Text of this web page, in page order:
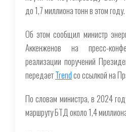
до 1,7 миллиона тонн в этом году.
Об этом сообщил министр
Аккенженов на пресс-
реализации поручений
передаетTrendсо ссылкой на
По словам министра, в 2024
маршруту БТД около 1,4